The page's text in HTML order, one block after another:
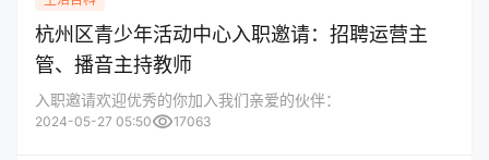
杭州区青少年活动中心入职邀请：招聘运营主
管、播音主持教师
入职邀请欢迎优秀的你加入我们亲爱的伙伴：
2024-05-27 05:50visibility17063